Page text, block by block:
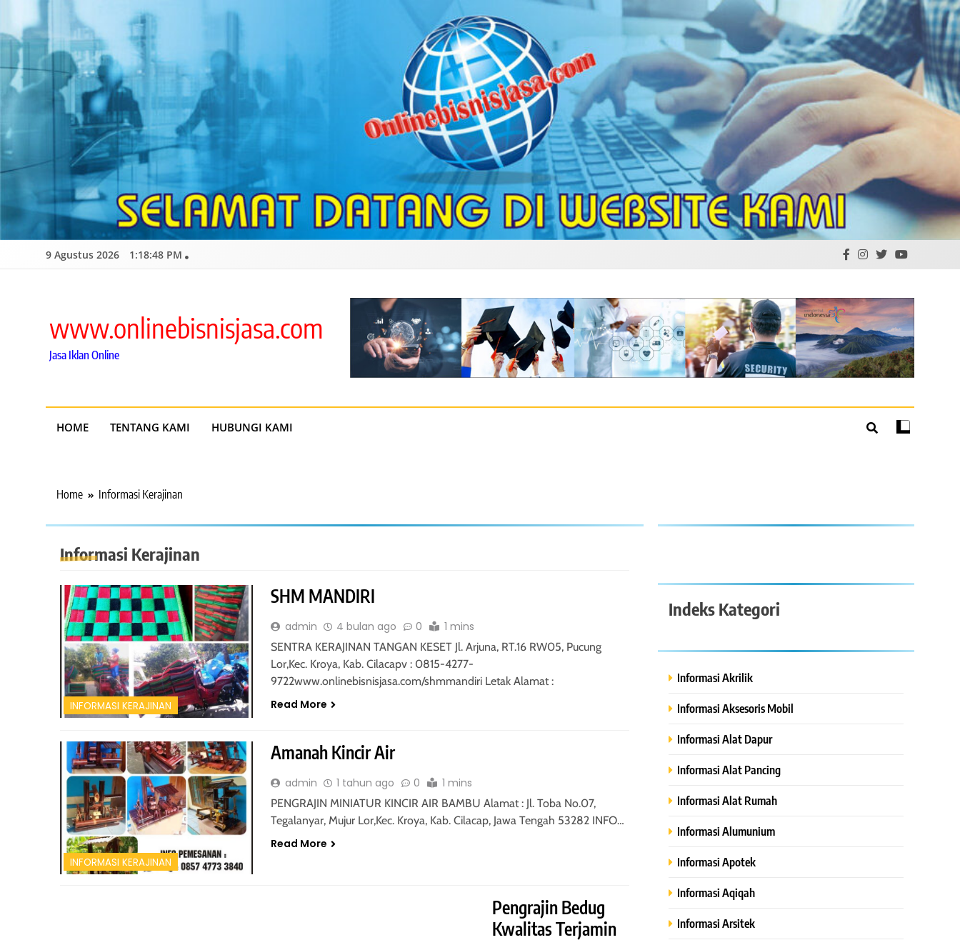
content
9 Agustus 2026 1:18:50 PM
www.onlinebisnisjasa.com
Jasa Iklan Online
HOME TENTANG KAMI HUBUNGI KAMI
Home Informasi Kerajinan
Informasi Kerajinan
INFORMASI KERAJINAN
SHM MANDIRI
admin 4 bulan ago 0 1 mins
SENTRA KERAJINAN TANGAN KESET Jl. Arjuna, RT.16 RW05, Pucung
Lor,Kec. Kroya, Kab. Cilacapv : 0815-4277-
9722www.onlinebisnisjasa.com/shmmandiri Letak Alamat :
Read More
INFORMASI KERAJINAN
Amanah Kincir Air
admin 1 tahun ago 0 1 mins
PENGRAJIN MINIATUR KINCIR AIR BAMBU Alamat : Jl. Toba No.07,
Tegalanyar, Mujur Lor,Kec. Kroya, Kab. Cilacap, Jawa Tengah 53282 INFO…
Read More
Pengrajin Bedug
Kwalitas Terjamin
Indeks Kategori
Informasi Akrilik
Informasi Aksesoris Mobil
Informasi Alat Dapur
Informasi Alat Pancing
Informasi Alat Rumah
Informasi Alumunium
Informasi Apotek
Informasi Aqiqah
Informasi Arsitek